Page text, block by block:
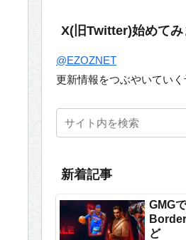
X(旧Twitter)始めてみ
@EZOZNET
更新情報をつぶやいてい
新着記事
GMG
ど